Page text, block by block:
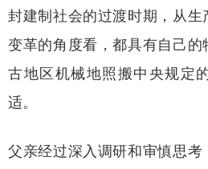
封建制社会的过渡时期，从
变革的角度看，都具有自己
古地区机械地照搬中央规定
适。
父亲经过深入调研和审慎思